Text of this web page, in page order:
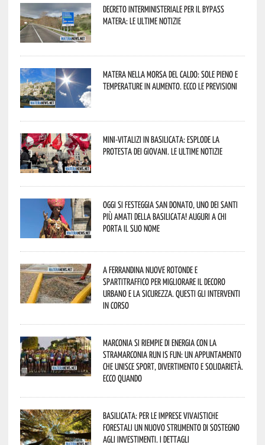
Decreto interministeriale per il Bypass
Matera: le ultime notizie
Matera nella morsa del caldo: sole pieno e
temperature in aumento. Ecco le previsioni
Mini-vitalizi in Basilicata: esplode la
protesta dei giovani. Le ultime notizie
Oggi si festeggia San Donato, uno dei Santi
più amati della Basilicata! Auguri a chi
porta il suo nome
A Ferrandina nuove rotonde e
spartitraffico per migliorare il decoro
urbano e la sicurezza. Questi gli interventi
in corso
Marconia si riempie di energia con la
StraMarconia Run is Fun: un appuntamento
che unisce sport, divertimento e solidarietà.
Ecco quando
Basilicata: per le imprese vivaistiche
forestali un nuovo strumento di sostegno
agli investimenti. I dettagli